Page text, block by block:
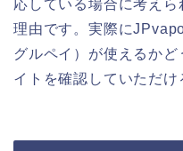
応している場合に考え
理由です。実際に
グルペイ）が使えるか
イトを確認していただけ